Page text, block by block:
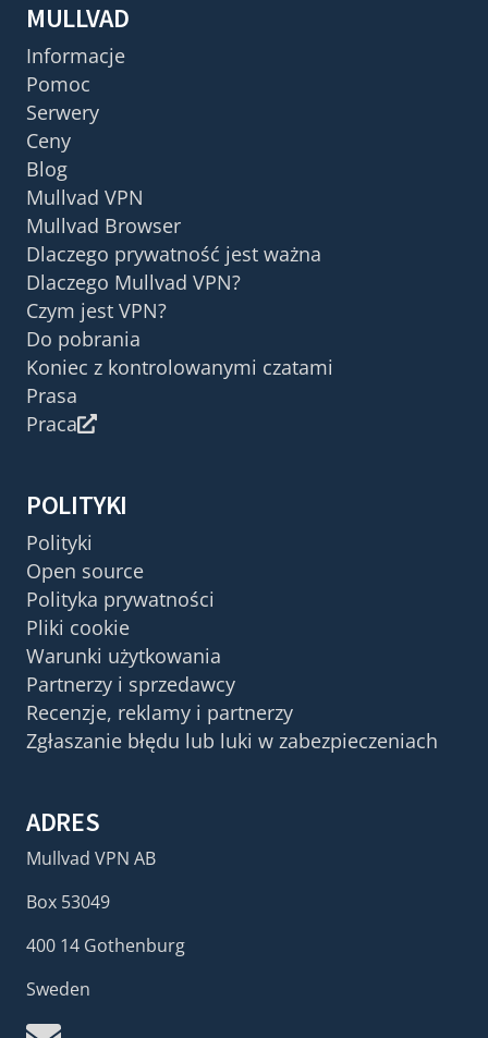
MULLVAD
Informacje
Pomoc
Serwery
Ceny
Blog
Mullvad VPN
Mullvad Browser
Dlaczego prywatność jest ważna
Dlaczego Mullvad VPN?
Czym jest VPN?
Do pobrania
Koniec z kontrolowanymi czatami
Prasa
Praca
POLITYKI
Polityki
Open source
Polityka prywatności
Pliki cookie
Warunki użytkowania
Partnerzy i sprzedawcy
Recenzje, reklamy i partnerzy
Zgłaszanie błędu lub luki w zabezpieczeniach
ADRES
Mullvad VPN AB
Box 53049
400 14 Gothenburg
Sweden